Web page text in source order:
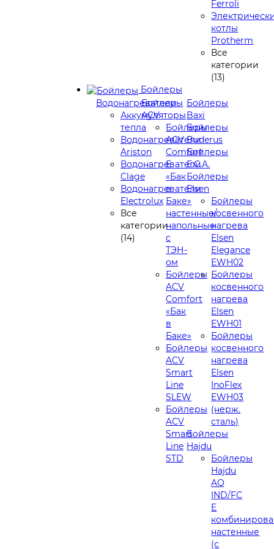
Ferroli
котлы
Protherm
Все
категории
(13)
Бойлеры
Водонагреватели
Аккумуляторы
тепла
Водонагреватели
Ariston
Водонагреватели
Clage
Водонагреватели
Electrolux
Все
категории
(14)
Бойлеры
ACV
Бойлеры
ACV
Comfort
E
«Бак
в
Баке»
настенные/
напольные
c
ТЭН-
ом
Бойлеры
ACV
Comfort
«Бак
в
Баке»
Бойлеры
ACV
Smart
Line
SLEW
Бойлеры
ACV
Smart
Line
STD
Бойлеры
Baxi
Бойлеры
Buderus
Бойлеры
E.C.A.
Бойлеры
Elsen
Бойлеры
косвенного
нагрева
Elsen
Elegance
EWH02
Бойлеры
косвенного
нагрева
Elsen
EWH01
Бойлеры
косвенного
нагрева
Elsen
InoFlex
EWH03
(нерж.
сталь)
Бойлеры
Hajdu
Бойлеры
Hajdu
AQ
IND/FC
E
настенные
(с